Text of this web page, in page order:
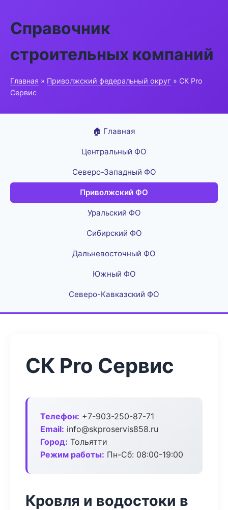
Справочник
строительных компаний
Главная » Приволжский федеральный округ » СК Pro
Сервис
🏠 Главная
Центральный ФО
Северо-Западный ФО
Приволжский ФО
Уральский ФО
Сибирский ФО
Дальневосточный ФО
Южный ФО
Северо-Кавказский ФО
СК Pro Сервис
Телефон: +7-903-250-87-71
Email: info@skproservis858.ru
Город: Тольятти
Режим работы: Пн-Сб: 08:00-19:00
Кровля и водостоки в